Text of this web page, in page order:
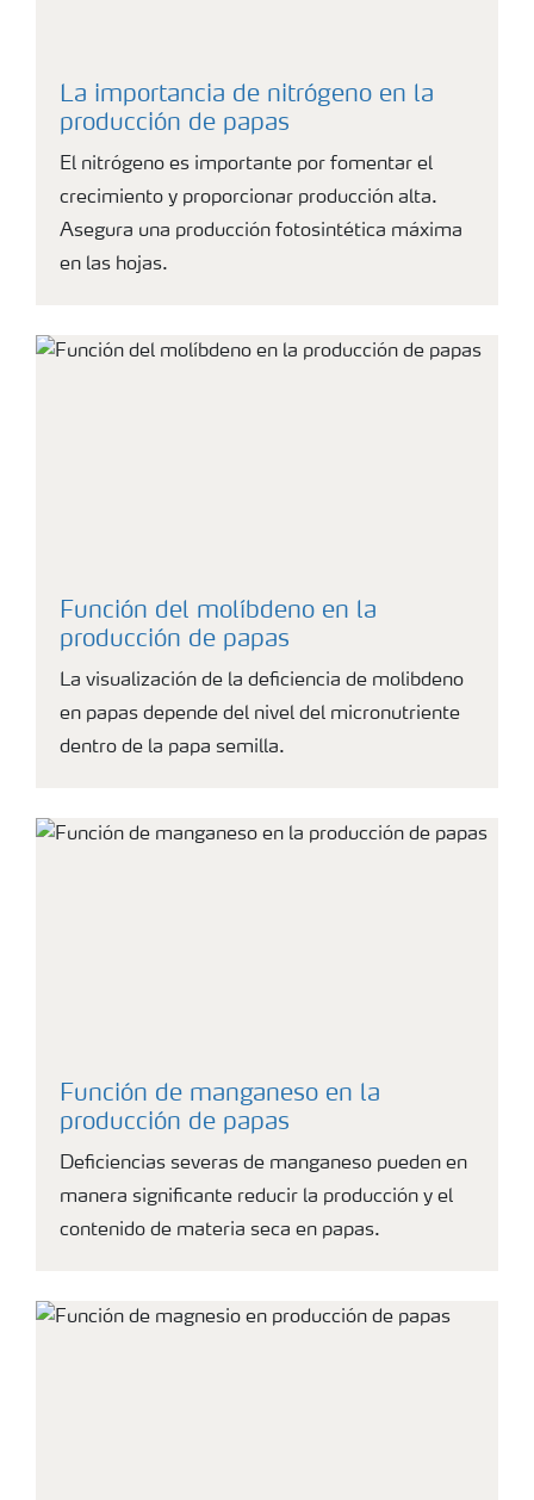
La importancia de nitrógeno en la
producción de papas
El nitrógeno es importante por fomentar el
crecimiento y proporcionar producción alta.
Asegura una producción fotosintética máxima
en las hojas.
Función del molíbdeno en la
producción de papas
La visualización de la deficiencia de molibdeno
en papas depende del nivel del micronutriente
dentro de la papa semilla.
Función de manganeso en la
producción de papas
Deficiencias severas de manganeso pueden en
manera significante reducir la producción y el
contenido de materia seca en papas.